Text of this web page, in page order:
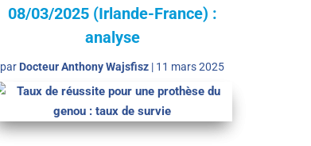
08/03/2025 (Irlande-France) :
analyse
par Docteur Anthony Wajsfisz | 11 mars 2025